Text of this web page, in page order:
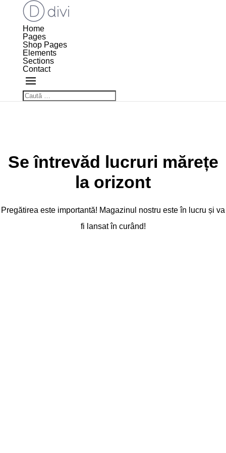
Home
Pages
Shop Pages
Elements
Sections
Contact
Se întrevăd lucruri mărețe
la orizont
Pregătirea este importantă! Magazinul nostru este în lucru și va
fi lansat în curând!